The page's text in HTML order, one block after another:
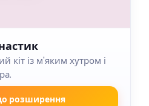
кіт із м'яким хутром і
розширення